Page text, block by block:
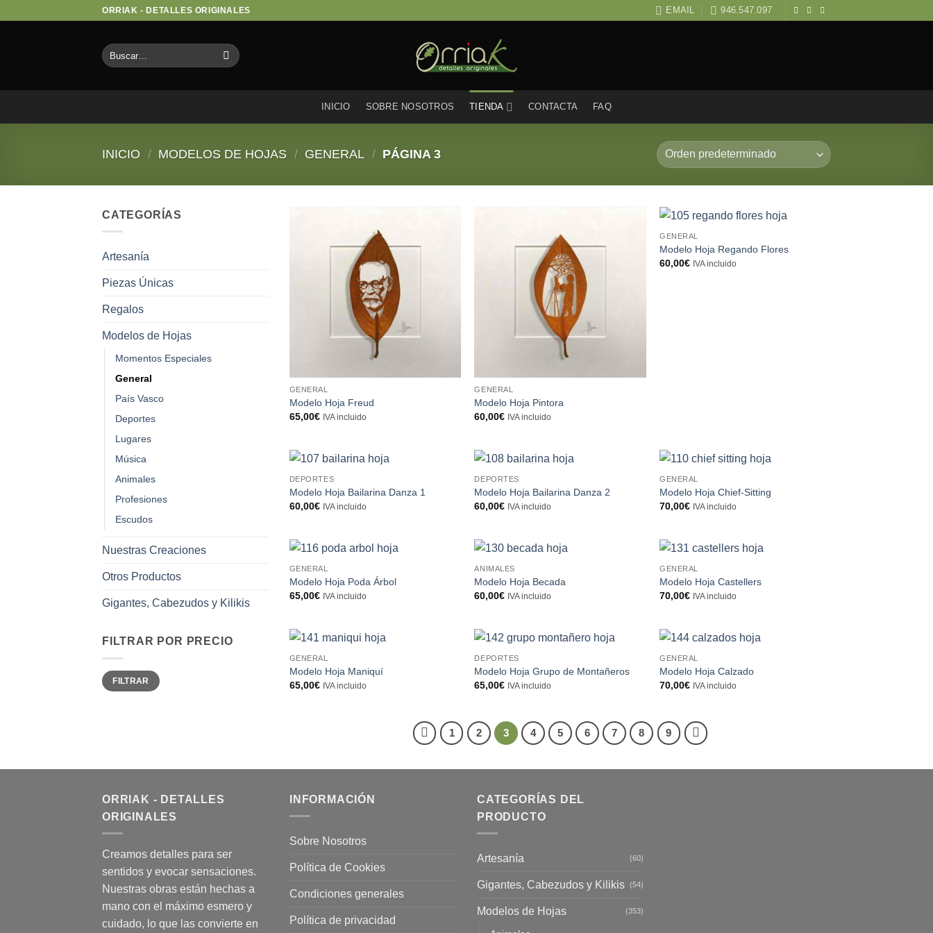
ORRIAK - DETALLES ORIGINALES EMAIL 946.547.097
Buscar
por:
INICIO SOBRE NOSOTROS TIENDA CONTACTA FAQ
INICIO / MODELOS DE HOJAS / GENERAL / PÁGINA 3
CATEGORÍAS
Artesanía
Piezas Únicas
Regalos
Modelos de Hojas
Momentos Especiales
General
País Vasco
Deportes
Lugares
Música
Animales
Profesiones
Escudos
Nuestras Creaciones
Otros Productos
Gigantes, Cabezudos y Kilikis
FILTRAR POR PRECIO
Precio
mínimo
Precio
máximo
FILTRAR
GENERAL
Modelo Hoja Freud
65,00€ IVA incluido
GENERAL
Modelo Hoja Pintora
60,00€ IVA incluido
GENERAL
Modelo Hoja Regando Flores
60,00€ IVA incluido
DEPORTES
Modelo Hoja Bailarina Danza 1
60,00€ IVA incluido
DEPORTES
Modelo Hoja Bailarina Danza 2
60,00€ IVA incluido
GENERAL
Modelo Hoja Chief-Sitting
70,00€ IVA incluido
GENERAL
Modelo Hoja Poda Árbol
65,00€ IVA incluido
ANIMALES
Modelo Hoja Becada
60,00€ IVA incluido
GENERAL
Modelo Hoja Castellers
70,00€ IVA incluido
GENERAL
Modelo Hoja Maniquí
65,00€ IVA incluido
DEPORTES
Modelo Hoja Grupo de Montañeros
65,00€ IVA incluido
GENERAL
Modelo Hoja Calzado
70,00€ IVA incluido
1 2 3 4 5 6 7 8 9
ORRIAK - DETALLES
ORIGINALES
Creamos detalles para ser
sentidos y evocar sensaciones.
Nuestras obras están hechas a
mano con el máximo esmero y
cuidado, lo que las convierte en
INFORMACIÓN
Sobre Nosotros
Política de Cookies
Condiciones generales
Política de privacidad
CATEGORÍAS DEL
PRODUCTO
Artesanía (60)
Gigantes, Cabezudos y Kilikis (54)
Modelos de Hojas (353)